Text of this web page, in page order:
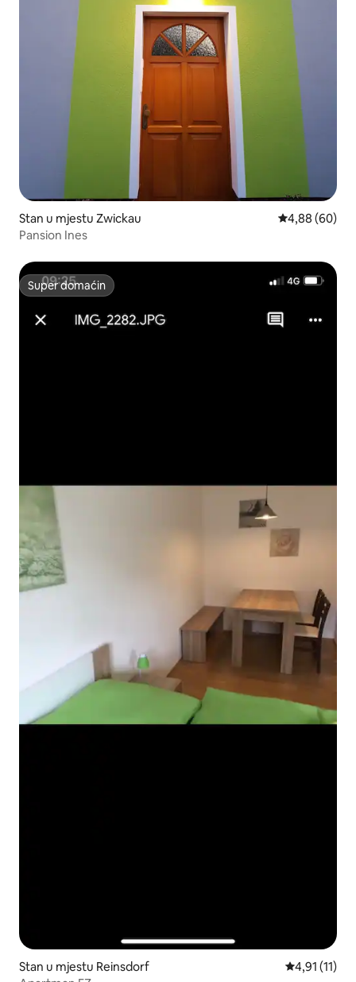
Stan u mjestu Zwickau prosječna
4,88 (60)
Pansion Ines
Super domaćin
Super domaćin
Stan u mjestu Reinsdorf prosječna
4,91 (11)